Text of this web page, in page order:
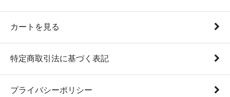
カートを見る
特定商取引法に基づく表記
プライバシーポリシー